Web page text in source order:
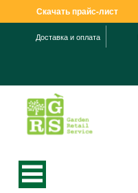
Скачать прайс-лист
Доставка и оплата